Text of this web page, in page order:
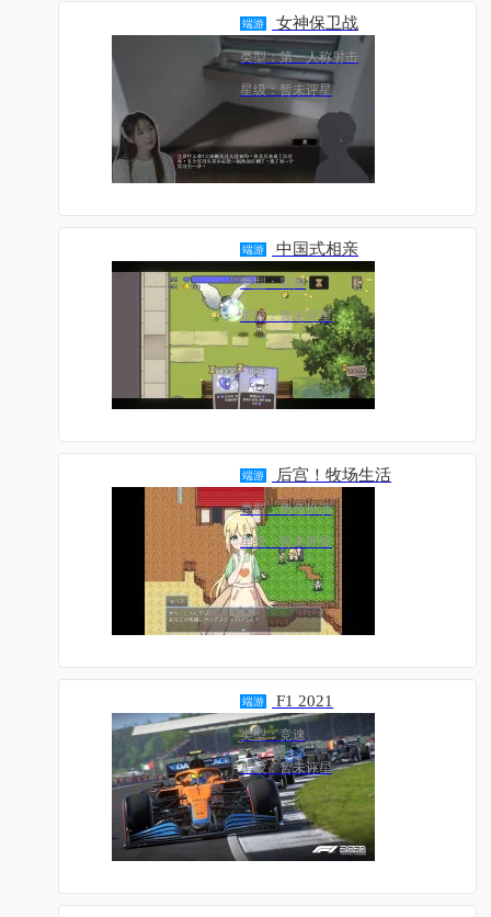
端游 女神保卫战
类型：第一人称射击
星级：暂未评星
端游 中国式相亲
类型：冒险
星级：暂未评星
端游 后宫！牧场生活
类型：角色扮演
星级：暂未评星
端游 F1 2021
类型：竞速
星级：暂未评星